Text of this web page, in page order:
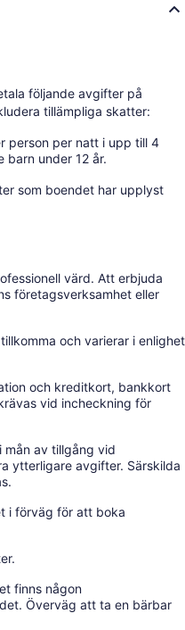
följande avgifter på
tillämpliga skatter:
person per natt i upp till 4
barn under 12 år.
som boendet har upplyst
värd. Att erbjuda
företagsverksamhet eller
och varierar i enlighet
och kreditkort, bankkort
vid incheckning för
mån av tillgång vid
ytterligare avgifter. Särskilda
i förväg för att boka
finns någon
Överväg att ta en bärbar